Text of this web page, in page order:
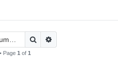
Search
Page 1 of 1